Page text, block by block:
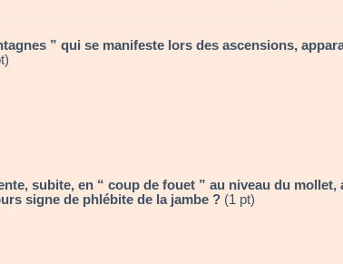
” qui se manifeste lors des ascensions,
subite, en “ coup de fouet ” au niveau du
signe de phlébite de la jambe ?(1 pt)